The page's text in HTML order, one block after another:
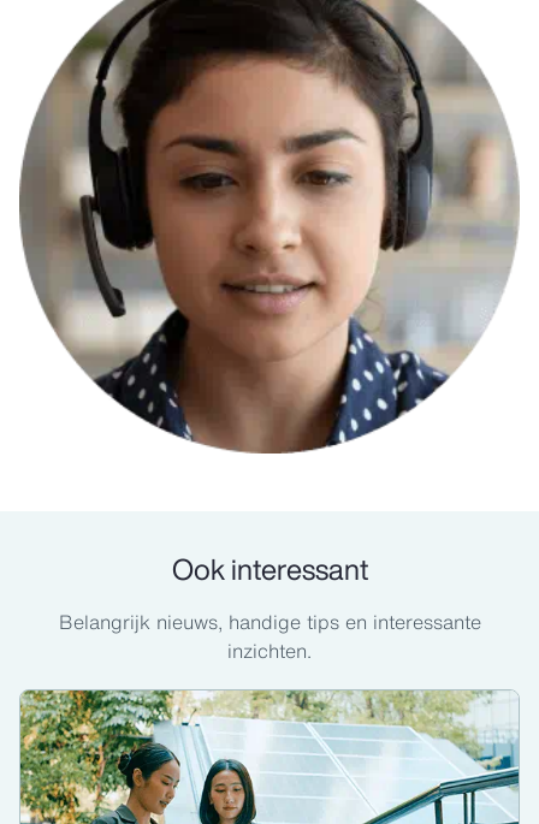
Ook interessant
Belangrijk nieuws, handige tips en interessante
inzichten.